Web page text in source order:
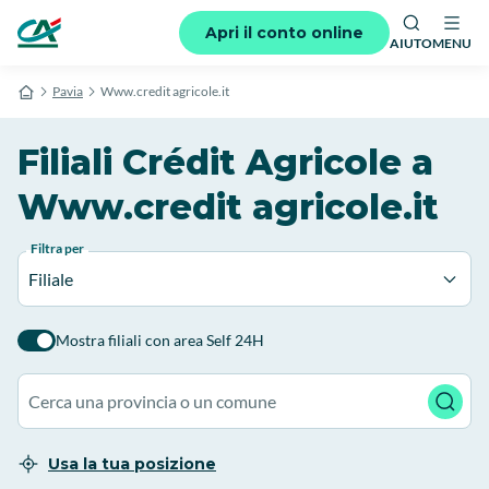
Apri il conto online
AIUTOMENU
Pavia Www.credit agricole.it
Filiali Crédit Agricole a
Www.credit agricole.it
Filtra per
Filiale
Mostra filiali con area Self 24H
Usa la tua posizione